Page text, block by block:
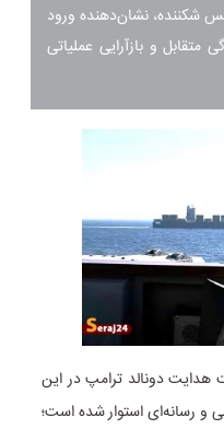
شکننده، نشان‌دهنده ورود
متقابل و بازآرایی عملیاتی
هدایت دونالد ترامپ در این
و رسانه‌ای استوار شده است؛